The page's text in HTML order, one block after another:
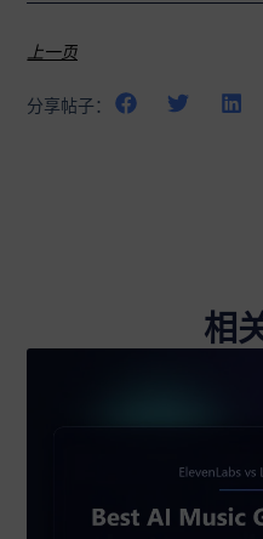
上一页
分享帖子：
相